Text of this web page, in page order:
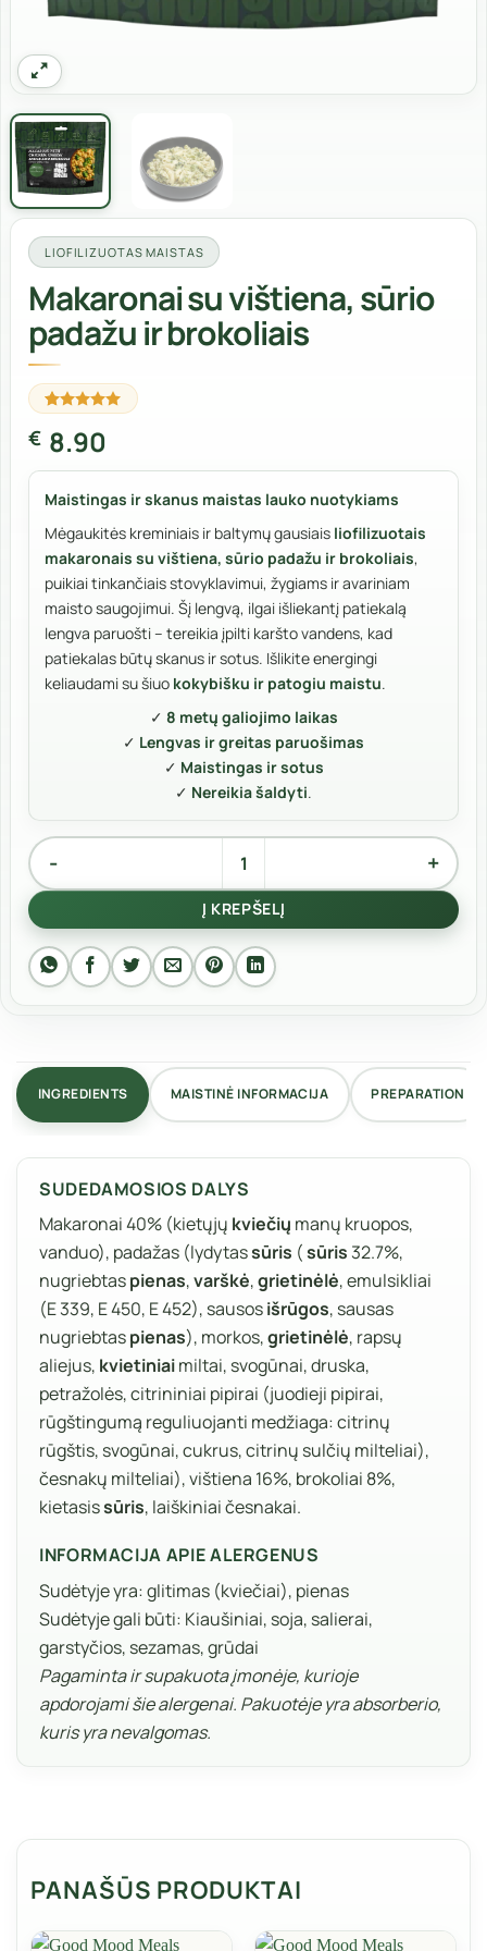
LIOFILIZUOTAS MAISTAS
Makaronai su vištiena, sūrio
padažu ir brokoliais
5iš 5
(viso
įvertinimų:
€ 8.90
Maistingas ir skanus maistas lauko nuotykiams
Mėgaukitės kreminiais ir baltymų gausiais liofilizuotais
makaronais su vištiena, sūrio padažu ir brokoliais,
puikiai tinkančiais stovyklavimui, žygiams ir avariniam
maisto saugojimui. Šį lengvą, ilgai išliekantį patiekalą
lengva paruošti – tereikia įpilti karšto vandens, kad
patiekalas būtų skanus ir sotus. Išlikite energingi
keliaudami su šiuo kokybišku ir patogiu maistu.
✓ 8 metų galiojimo laikas
✓ Lengvas ir greitas paruošimas
✓ Maistingas ir sotus
✓ Nereikia šaldyti.
produkto kiekis: Makaronai su vištiena, sūrio padažu ir
Į KREPŠELĮ
Alternative:
INGREDIENTS MAISTINĖ INFORMACIJA PREPARATION
SUDEDAMOSIOS DALYS
Makaronai 40% (kietųjų kviečių manų kruopos,
vanduo), padažas (lydytassūris (sūris 32.7%,
nugriebtaspienas,varškė,grietinėlė, emulsikliai
(E 339, E 450, E 452), sausosišrūgos, sausas
nugriebtaspienas), morkos,grietinėlė, rapsų
aliejus, kvietiniaimiltai, svogūnai, druska,
petražolės, citrininiai pipirai (juodieji pipirai,
rūgštingumą reguliuojanti medžiaga: citrinų
rūgštis, svogūnai, cukrus, citrinų sulčių milteliai),
česnakų milteliai), vištiena 16%, brokoliai 8%,
kietasissūris, laiškiniai česnakai.
INFORMACIJA APIE ALERGENUS
Sudėtyje yra: glitimas (kviečiai), pienas
Sudėtyje gali būti: Kiaušiniai, soja, salierai,
garstyčios, sezamas, grūdai
Pagaminta ir supakuota įmonėje, kurioje
apdorojami šie alergenai. Pakuotėje yra absorberio,
kuris yra nevalgomas.
PANAŠŪS PRODUKTAI